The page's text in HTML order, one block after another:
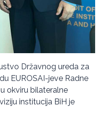
Državnog ureda za
EUROSAI-jeve Radne
okviru bilateralne
institucija BiH je